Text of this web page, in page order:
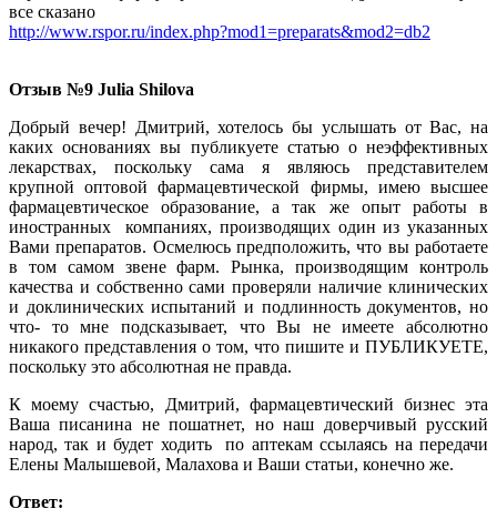
все сказано
http://www.rspor.ru/index.php?mod1=preparats&mod2=db2
Отзыв №9 Julia Shilova
Добрый вечер! Дмитрий, хотелось бы услышать от Вас, на
каких основаниях вы публикуете статью о неэффективных
лекарствах, поскольку сама я являюсь представителем
крупной оптовой фармацевтической фирмы, имею высшее
фармацевтическое образование, а так же опыт работы в
иностранных компаниях, производящих один из указанных
Вами препаратов. Осмелюсь предположить, что вы работаете
в том самом звене фарм. Рынка, производящим контроль
качества и собственно сами проверяли наличие клинических
и доклинических испытаний и подлинность документов, но
что- то мне подсказывает, что Вы не имеете абсолютно
никакого представления о том, что пишите и ПУБЛИКУЕТЕ,
поскольку это абсолютная не правда.
К моему счастью, Дмитрий, фармацевтический бизнес эта
Ваша писанина не пошатнет, но наш доверчивый русский
народ, так и будет ходить по аптекам ссылаясь на передачи
Елены Малышевой, Малахова и Ваши статьи, конечно же.
Ответ: